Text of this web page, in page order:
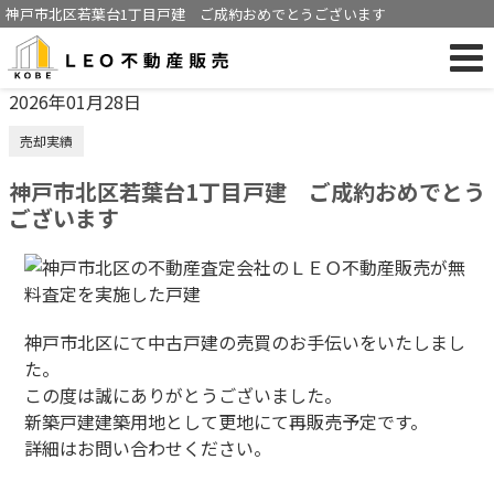
神戸市北区若葉台1丁目戸建 ご成約おめでとうございます
2026年01月28日
売却実績
神戸市北区若葉台1丁目戸建 ご成約おめでとう
ございます
神戸市北区にて中古戸建の売買のお手伝いをいたしまし
た。
この度は誠にありがとうございました。
新築戸建建築用地として更地にて再販売予定です。
詳細はお問い合わせください。